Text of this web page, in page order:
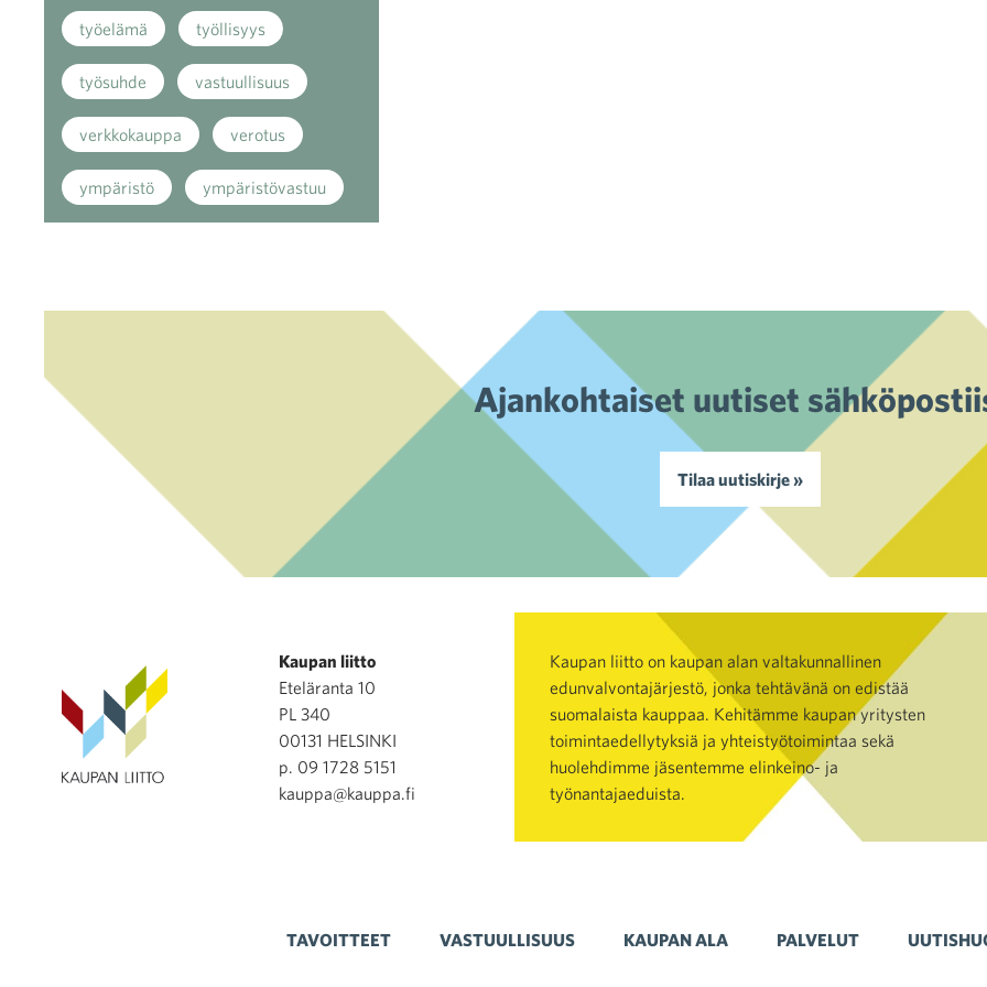
työelämä työllisyys
työsuhde vastuullisuus
verkkokauppa verotus
ympäristö ympäristövastuu
Ajankohtaiset uutiset
Tilaa uutiskirje »
Kaupan liitto
Eteläranta 10
PL 340
00131 HELSINKI
p. 09 1728 5151
kauppa@kauppa.fi
Kaupan liitto on kaupan alan valtakunnallinen
edunvalvontajärjestö, jonka tehtävänä on edistää
suomalaista kauppaa. Kehitämme kaupan yritysten
toimintaedellytyksiä ja yhteistyötoimintaa sekä
huolehdimme jäsentemme elinkeino- ja
työnantajaeduista.
TAVOITTEET VASTUULLISUUS KAUPAN ALA PALVELUT